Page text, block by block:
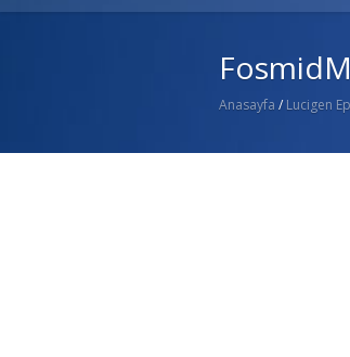
Anasayfa / Lucigen